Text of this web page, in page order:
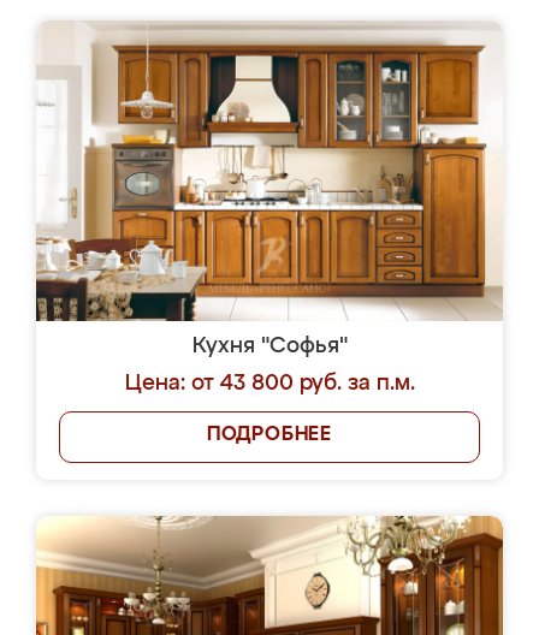
Кухня "Софья"
Цена: от 43 800 руб. за п.м.
ПОДРОБНЕЕ